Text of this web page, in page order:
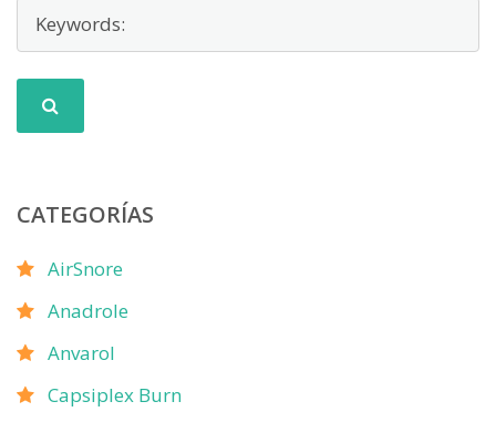
CATEGORÍAS
AirSnore
Anadrole
Anvarol
Capsiplex Burn